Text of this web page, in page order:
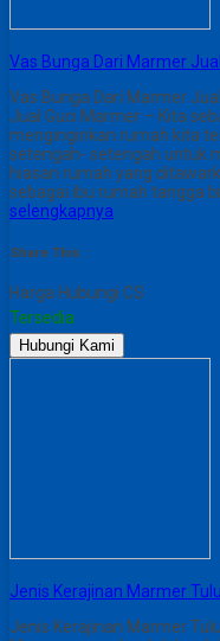
Vas Bunga Dari Marmer
Vas Bunga Dari Marmer
Jual Guci Marmer – Kita
menginginkan rumah kita
setengah- setengah untuk
hiasan rumah yang
sebagai ibu rumah tangga
selengkapnya
Share This :
Harga Hubungi CS
Tersedia
Hubungi Kami
Jenis Kerajinan Marmer
Jenis Kerajinan Marmer